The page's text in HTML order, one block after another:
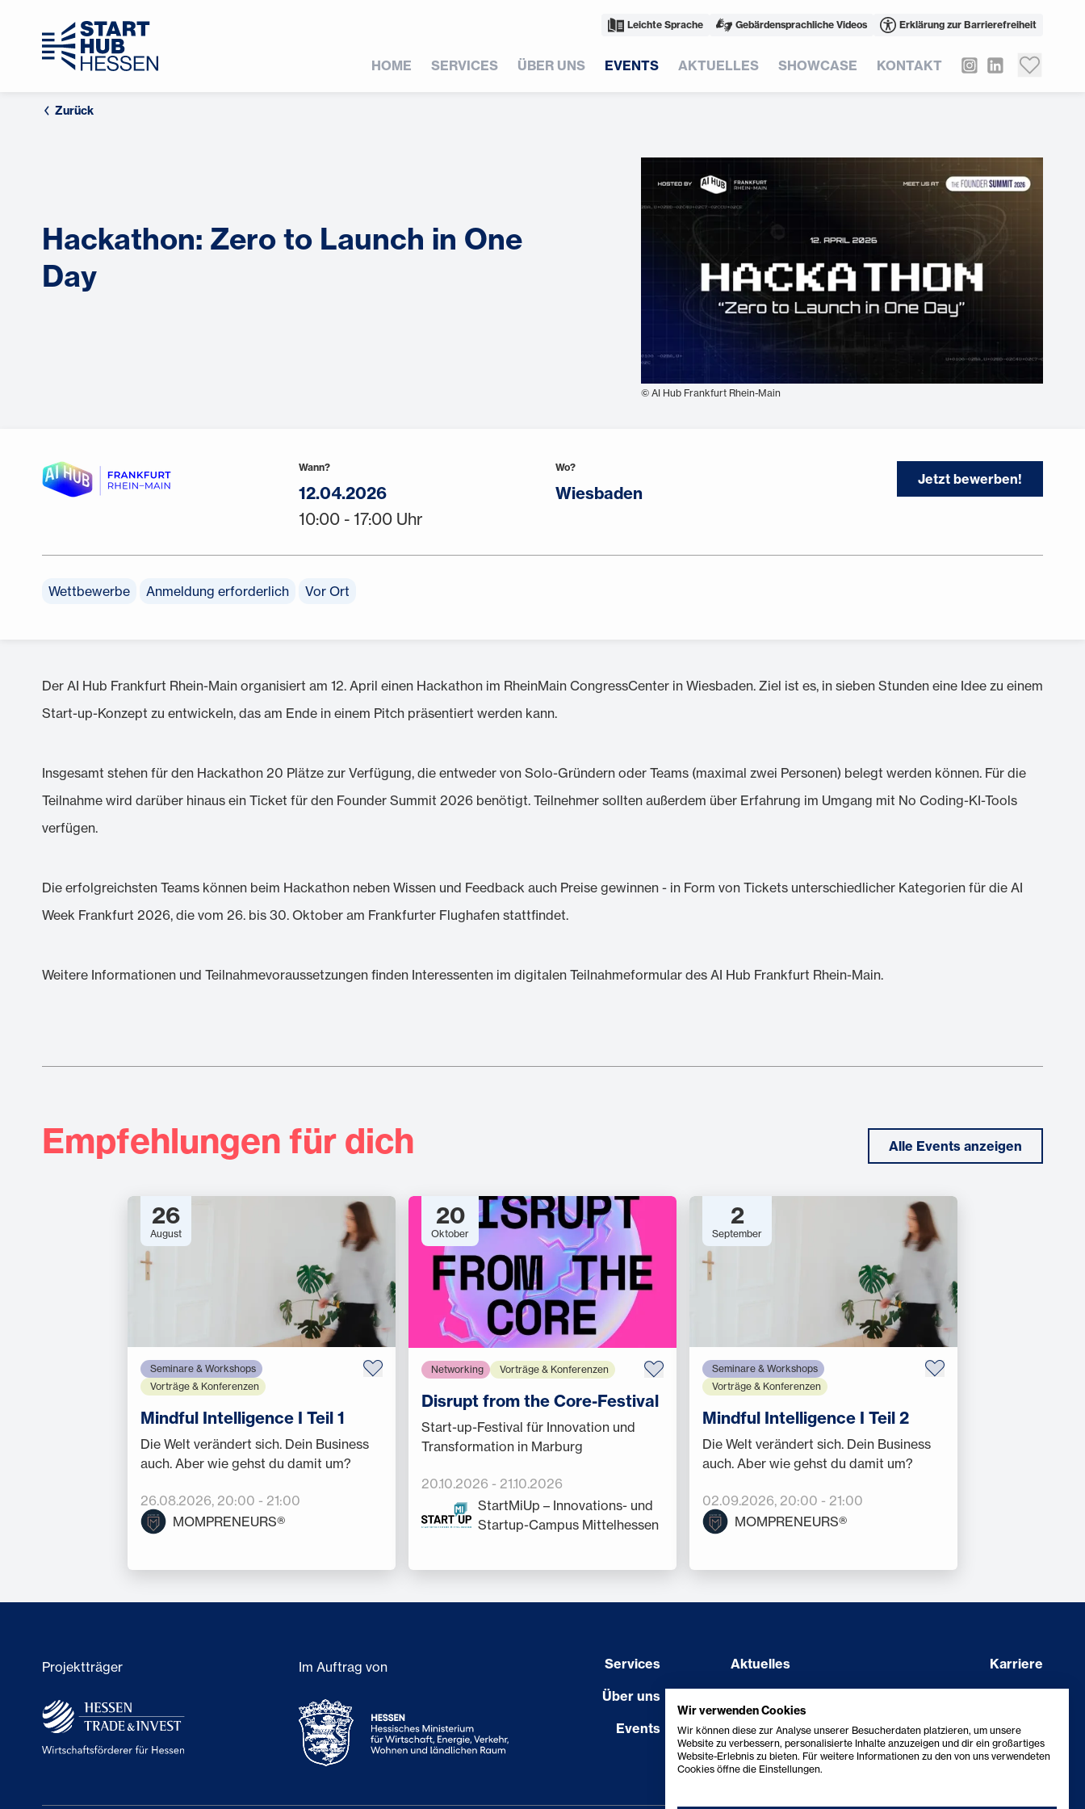
Leichte Sprache Gebärdensprachliche Videos Erklärung zur Barrierefreiheit
HOME SERVICES ÜBER UNS EVENTS AKTUELLES SHOWCASE KONTAKT
Zurück
Hackathon: Zero to Launch in One
Day
© AI Hub Frankfurt Rhein-Main
Wann?
12.04.2026
10:00 - 17:00 Uhr
Wo?
Wiesbaden
Jetzt bewerben!
Wettbewerbe Anmeldung erforderlich Vor Ort
Der AI Hub Frankfurt Rhein-Main organisiert am 12. April einen Hackathon im RheinMain CongressCenter in Wiesbaden. Ziel ist es, in sieben Stunden eine Idee zu einem
Start-up-Konzept zu entwickeln, das am Ende in einem Pitch präsentiert werden kann.
Insgesamt stehen für den Hackathon 20 Plätze zur Verfügung, die entweder von Solo-Gründern oder Teams (maximal zwei Personen) belegt werden können. Für die
Teilnahme wird darüber hinaus ein Ticket für den Founder Summit 2026 benötigt. Teilnehmer sollten außerdem über Erfahrung im Umgang mit No Coding-KI-Tools
verfügen.
Die erfolgreichsten Teams können beim Hackathon neben Wissen und Feedback auch Preise gewinnen - in Form von Tickets unterschiedlicher Kategorien für die AI
Week Frankfurt 2026, die vom 26. bis 30. Oktober am Frankfurter Flughafen stattfindet.
Weitere Informationen und Teilnahmevoraussetzungen finden Interessenten im digitalen Teilnahmeformular des AI Hub Frankfurt Rhein-Main.
Empfehlungen für dich Alle Events anzeigen
26
August
Seminare & Workshops
Vorträge & Konferenzen
Mindful Intelligence I Teil 1
Die Welt verändert sich. Dein Business
auch. Aber wie gehst du damit um?
26.08.2026, 20:00 - 21:00
MOMPRENEURS®
20
Oktober
Networking Vorträge & Konferenzen
Disrupt from the Core-Festival
Start-up-Festival für Innovation und
Transformation in Marburg
20.10.2026 - 21.10.2026
StartMiUp – Innovations- und
Startup-Campus Mittelhessen
2
September
Seminare & Workshops
Vorträge & Konferenzen
Mindful Intelligence I Teil 2
Die Welt verändert sich. Dein Business
auch. Aber wie gehst du damit um?
02.09.2026, 20:00 - 21:00
MOMPRENEURS®
Projektträger Im Auftrag von Services Aktuelles
Karriere
Über uns
Events
Kontakt Erklärung zur Barrierefreiheit
Wir verwenden Cookies
Wir können diese zur Analyse unserer Besucherdaten platzieren, um unsere
Website zu verbessern, personalisierte Inhalte anzuzeigen und dir ein großartiges
Website-Erlebnis zu bieten. Für weitere Informationen zu den von uns verwendeten
Cookies öffne die Einstellungen.